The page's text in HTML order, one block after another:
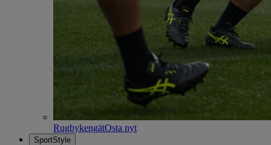
RugbykengätOsta nyt
SportStyle